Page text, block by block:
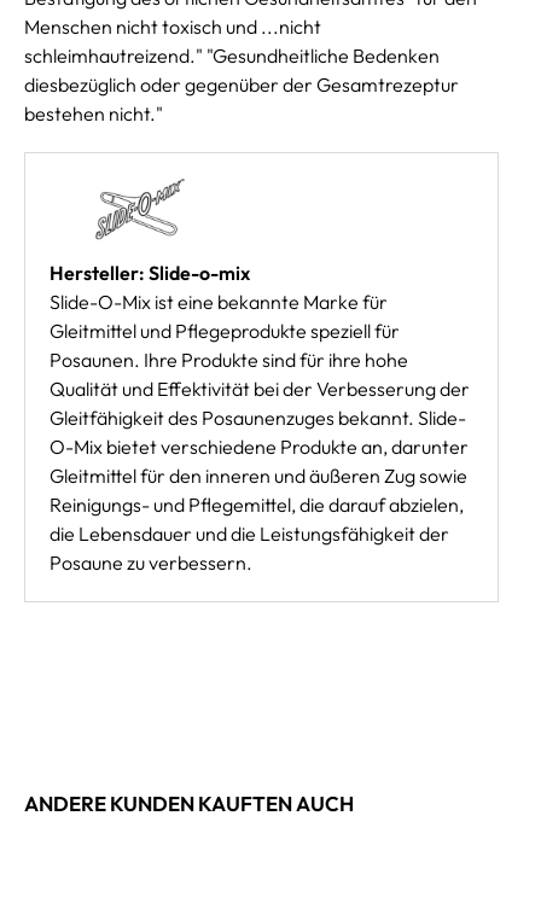
Menschen nicht toxisch und ...nicht
schleimhautreizend." "Gesundheitliche Bedenken
diesbezüglich oder gegenüber der Gesamtrezeptur
bestehen nicht."
Hersteller: Slide-o-mix
Slide-O-Mix ist eine bekannte Marke für
Gleitmittel und Pflegeprodukte speziell für
Posaunen. Ihre Produkte sind für ihre hohe
Qualität und Effektivität bei der Verbesserung der
Gleitfähigkeit des Posaunenzuges bekannt. Slide-
O-Mix bietet verschiedene Produkte an, darunter
Gleitmittel für den inneren und äußeren Zug sowie
Reinigungs- und Pflegemittel, die darauf abzielen,
die Lebensdauer und die Leistungsfähigkeit der
Posaune zu verbessern.
ANDERE KUNDEN KAUFTEN AUCH